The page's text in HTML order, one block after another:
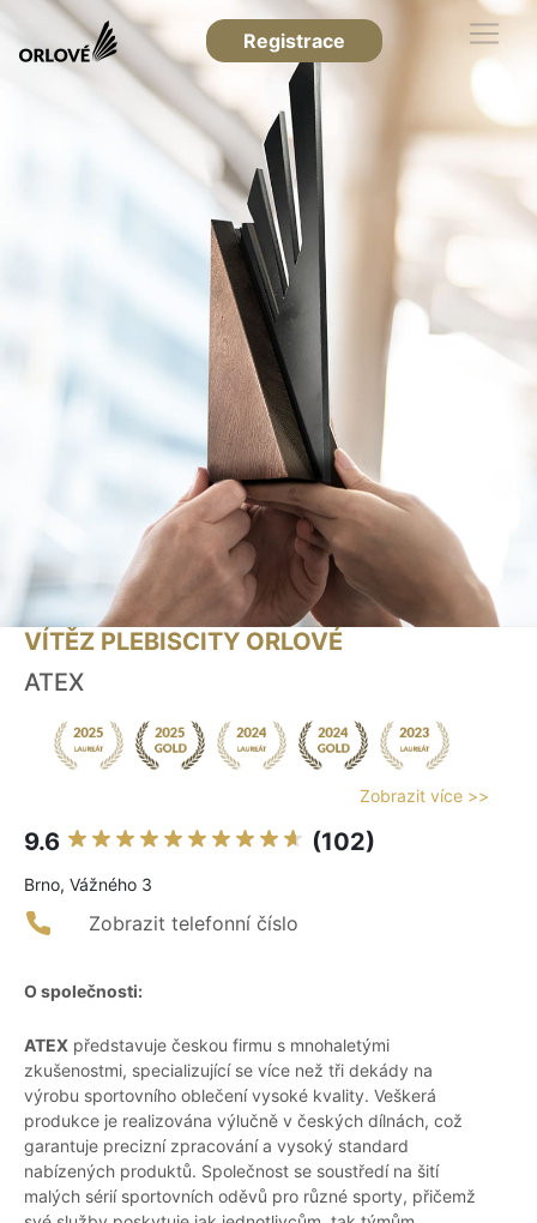
Registrace
VÍTĚZ PLEBISCITY ORLOVÉ
ATEX
Zobrazit více >>
9.6 (102)
Brno, Vážného 3
Zobrazit telefonní číslo
O společnosti:
ATEX představuje českou firmu s mnohaletými
zkušenostmi, specializující se více než tři dekády na
výrobu sportovního oblečení vysoké kvality. Veškerá
produkce je realizována výlučně v českých dílnách, což
garantuje precizní zpracování a vysoký standard
nabízených produktů. Společnost se soustředí na šití
malých sérií sportovních oděvů pro různé sporty, přičemž